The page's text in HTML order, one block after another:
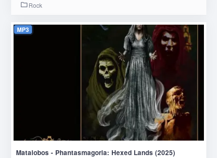
Rock
MP3
Matalobos - Phantasmagoria: Hexed Lands (2025)